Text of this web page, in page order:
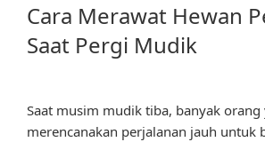
Cara Merawat Hewan
Saat Pergi Mudik
Saat musim mudik tiba, banyak orang
merencanakan perjalanan jauh untuk